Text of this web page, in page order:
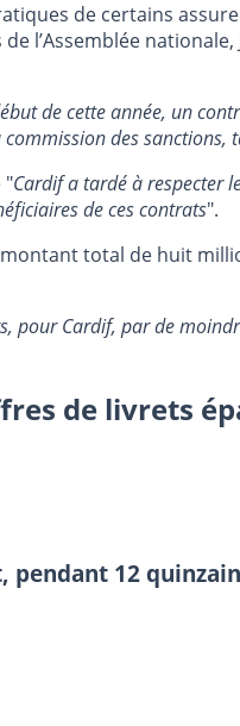
de certains
l’Assemblée
de cette année, un
des sanctions,
"Cardif a tardé à respecter
de ces contrats".
total de huit
pour Cardif, par de
de livrets
pendant 12